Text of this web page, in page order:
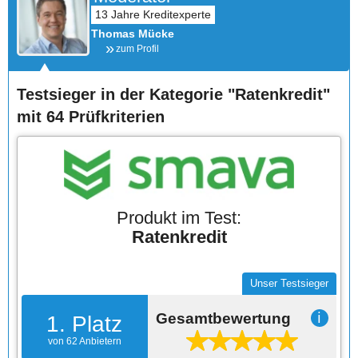
Thomas Mücke
zum Profil
Testsieger in der Kategorie "Ratenkredit"
mit 64 Prüfkriterien
Produkt im Test:
Ratenkredit
1. Platz
von 62 Anbietern
Unser Testsieger
Gesamtbewertung ℹ